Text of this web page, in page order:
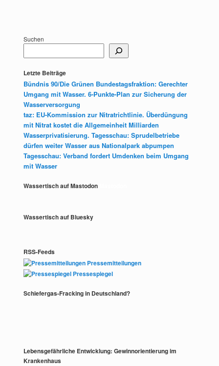
Suchen
Letzte Beiträge
Bündnis 90/Die Grünen Bundestagsfraktion: Gerechter
Umgang mit Wasser. 6-Punkte-Plan zur Sicherung der
Wasserversorgung
taz: EU-Kommission zur Nitratrichtlinie. Überdüngung
mit Nitrat kostet die Allgemeinheit Milliarden
Wasserprivatisierung. Tagesschau: Sprudelbetriebe
dürfen weiter Wasser aus Nationalpark abpumpen
Tagesschau: Verband fordert Umdenken beim Umgang
mit Wasser
Wassertisch auf Mastodon
Wassertisch auf Bluesky
RSS-Feeds
Pressemitteilungen
Pressespiegel
Schiefergas-Fracking in Deutschland?
Lebensgefährliche Entwicklung: Gewinnorientierung im
Krankenhaus